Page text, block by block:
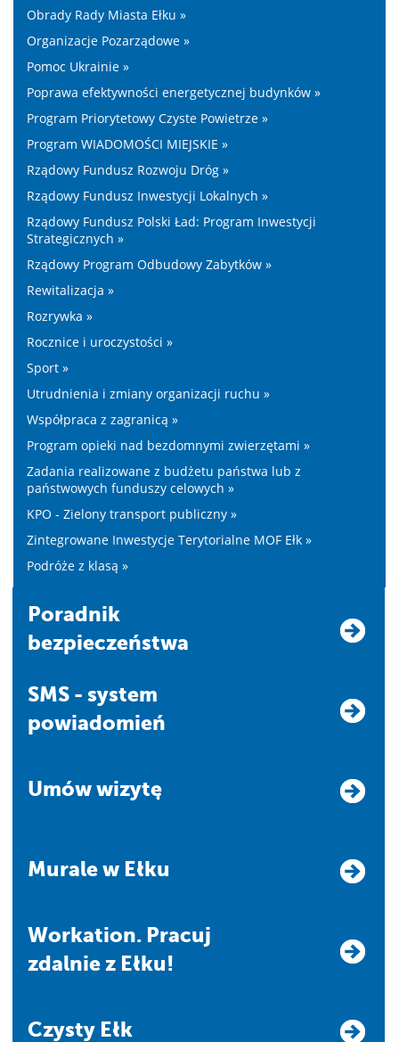
Obrady Rady Miasta Ełku »
Organizacje Pozarządowe »
Pomoc Ukrainie »
Poprawa efektywności energetycznej budynków »
Program Priorytetowy Czyste Powietrze »
Program WIADOMOŚCI MIEJSKIE »
Rządowy Fundusz Rozwoju Dróg »
Rządowy Fundusz Inwestycji Lokalnych »
Rządowy Fundusz Polski Ład: Program Inwestycji
Strategicznych »
Rządowy Program Odbudowy Zabytków »
Rewitalizacja »
Rozrywka »
Rocznice i uroczystości »
Sport »
Utrudnienia i zmiany organizacji ruchu »
Współpraca z zagranicą »
Program opieki nad bezdomnymi zwierzętami »
Zadania realizowane z budżetu państwa lub z
państwowych funduszy celowych »
KPO - Zielony transport publiczny »
Zintegrowane Inwestycje Terytorialne MOF Ełk »
Podróże z klasą »
Poradnik
bezpieczeństwa
SMS - system
powiadomień
Umów wizytę
Murale w Ełku
Workation. Pracuj
zdalnie z Ełku!
Czysty Ełk